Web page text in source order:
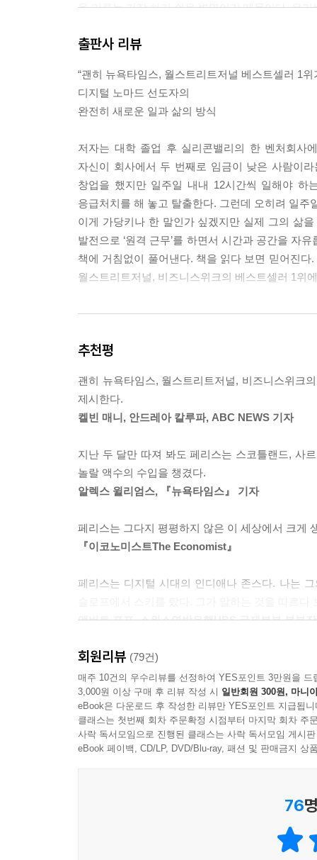
을 미루는 가장 하기 쉬운 변명이기 때문이다. 우
할 일이 너무나 많다구요! 어제 거절당한 잠재 고
당신은 쳇바퀴처럼 돈벌이를 하는 일상 속에서
못하도록 계속 교묘하게 정신을 흐트러뜨린다. 마
는 고스톱 판이기 때문에 이런 사실은 쉽게 잊힌
정상은 외로운 법이다. 세상 사람들 중 99퍼센트
리하여 ‘현실적인’ 목표에 대한 경쟁이 가장 피 터
는 것보다 1천만 달러를 모으는 것이 더 쉽다. 술
더 쉬운 법이다.
당신이 자신감이 없다면 알아 두라. 세상의 다른
마라. 당신은 생각보다 훨씬 더 나은 사람이니까.
기업가에게 시간 낭비는 나쁜 습관과 생각 없는
있단 말인가? 그럴 수는 없다. 나인 투 파이브라
속박에서 벗어나는 비결은 간단하다. 허락을 구하
‘내 인생의 30년 동안을 여행 한 번 못하고 보냈다.
출판사 리뷰
“괜히 뉴욕타임스, 월스트리트저널 베스트셀러 1위
디지털 노마드 선도자의
완전히 새로운 일과 삶의 방식
저자는 대학 졸업 후 실리콘밸리의 한 벤처회사
자신이 회사에서 두 번째로 임금이 낮은 사람이
창업을 했지만 일주일 내내 12시간씩 일해야 하
응급처치를 해 놓고 탈출한다. 그런데 오히려 일
이게 가당키나 한 말인가 싶겠지만 실제 그의 삶
발전으로 ‘원격 근무’를 하면서 시간과 공간을 자
책에 거침없이 풀어낸다. 책을 읽다 보면 믿어진
월스트리트저널, 비즈니스위크의 베스트셀러 1위
일주일에 4시간 일하고 한 달에 4만 불을 버는 사나
일주일에 4시간만 일할 수 있으려면 먼저 분명히
미래가 아니라 지금 즐거운 인생을 위해 꼭 필요
그렇지만 인도에서라면? 왕 같은 생활은 몰라도
수입의 변화 없이도 생활의 변화를 이룰 수 있는 셈
과연 시간을 자유롭게 활용하면서도 수입은 저
‘정의’는 기존의 잘못된 상식들을 완전히 뒤집어
기존 관념들을 완전히 뿌리 뽑는다. 하루 12시간
상사에게서 벗어나 멀리 떨어져 있으면서도 완
최소한만 일하며 원하는 대로 사는 법
삶은 원래 가혹한 것이고, 느긋한 주말과 짧은
없다고 저자는 자신의 삶을 통해 증명해 보인다.
그가 강조하는 방식은 기존의 규칙을 벗어나라는
자동화, 정보 다이어트, 원격 비서, 원격 근무, 경
80 대 20 법칙 : 투입물(시간, 종업원, 고객)의
파킨슨의 법칙 : 프로젝트를 완수하는 데 24시간
추천평
괜히 뉴욕타임스, 월스트리트저널, 비즈니스위크
제시한다.
켈빈 매니, 안드레아 칼루파, ABC NEWS 기자
지난 두 달만 따져 봐도 페리스는 스코틀랜드, 사
놀랄 액수의 수입을 챙겼다.
알렉스 윌리엄스, 『뉴욕타임스』 기자
페리스는 그다지 평평하지 않은 이 세상에서 크게
『이코노미스트The Economist』
페리스는 디지털 시대의 인디애나 존스다. 나는
앨버트 포프, 스위스연방은행UBS 국제본부 본부장
이 책은 충만한 삶을 살고자 하는 용감한 영혼들
존 러스크, 마이크로소프트 세계본부 이사
강추! 이 책은 완전히 새롭고 흥미로운 현상이다!
스튜어트 프리드먼, 펜실베이니아대학 와튼 스쿨
회원리뷰 (79건)
매주 10건의 우수리뷰를 선정하여 YES포인트 3만원을 드
3,000원 이상 구매 후 리뷰 작성 시 일반회원 300원, 마니
eBook은 다운로드 후 작성한 리뷰만 YES포인트 지급됩니
클래스는 첫번째 회차 주문확정 시점부터 마지막 회차 주
사락 독서모임으로 진행된 클래스는 사락 독서모임 게시
eBook 페이백, CD/LP, DVD/Blu-ray, 패션 및 판매금지 상
76